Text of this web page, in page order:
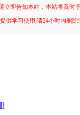
立即告知本站，本站将及时
供学习使用,请24小时内删